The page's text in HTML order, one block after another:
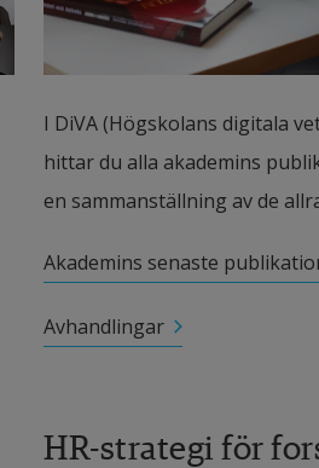
I DiVA (Högskolans digitala
hittar du alla akademins
en sammanställning av de
Akademins senaste
Avhandlingar
HR-strategi för